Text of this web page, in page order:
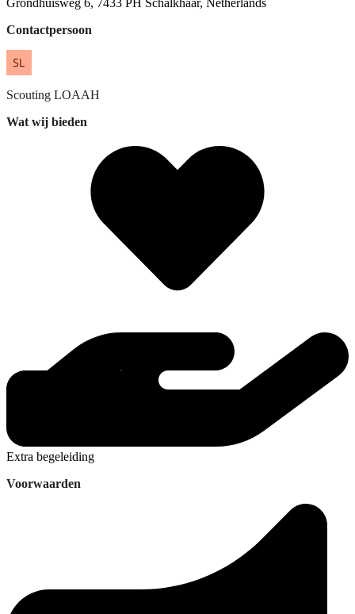
Grondhuisweg 6, 7433 PH Schalkhaar, Netherlands
Contactpersoon
Scouting LOAAH
Wat wij bieden
Extra begeleiding
Voorwaarden